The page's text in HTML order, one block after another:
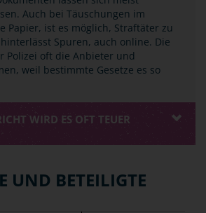
Auch bei Täuschungen im
Papier, ist es möglich, Straftäter zu
Spuren, auch online. Die
Polizei oft die Anbieter und
weil bestimmte Gesetze es so
WIRD ES OFT TEUER
UND BETEILIGTE